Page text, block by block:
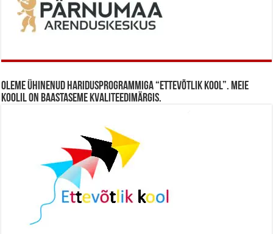
Oleme ühinenud haridusprogrammiga “Ettevõtlik Kool”. Meie
koolil on baastaseme kvaliteedimärgis.